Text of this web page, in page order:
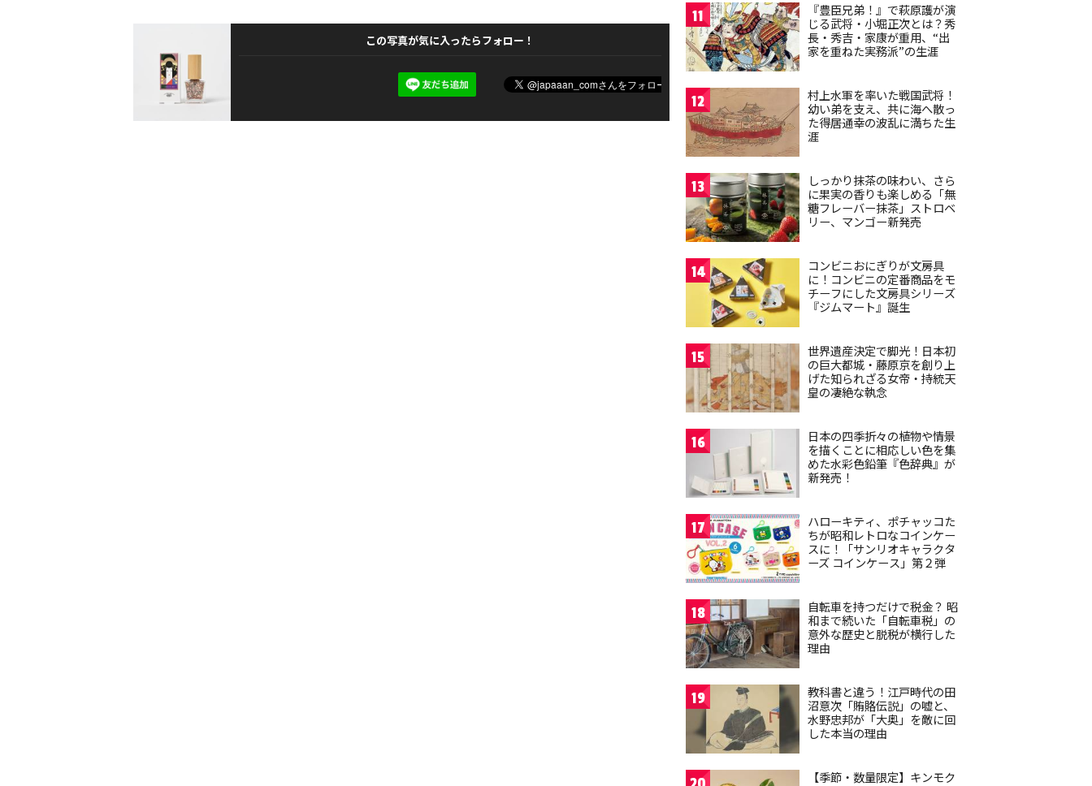
この写真が気に入ったらフォロー！
11
『豊臣兄弟！』で萩原護が演
じる武将・小堀正次とは？秀
長・秀吉・家康が重用、“出
家を重ねた実務派”の生涯
12
村上水軍を率いた戦国武将！
幼い弟を支え、共に海へ散っ
た得居通幸の波乱に満ちた生
涯
13
しっかり抹茶の味わい、さら
に果実の香りも楽しめる「無
糖フレーバー抹茶」ストロベ
リー、マンゴー新発売
14
コンビニおにぎりが文房具
に！コンビニの定番商品をモ
チーフにした文房具シリーズ
『ジムマート』誕生
15
世界遺産決定で脚光！日本初
の巨大都城・藤原京を創り上
げた知られざる女帝・持統天
皇の凄絶な執念
16
日本の四季折々の植物や情景
を描くことに相応しい色を集
めた水彩色鉛筆『色辞典』が
新発売！
17
ハローキティ、ポチャッコた
ちが昭和レトロなコインケー
スに！「サンリオキャラクタ
ーズ コインケース」第２弾
18
自転車を持つだけで税金？ 昭
和まで続いた「自転車税」の
意外な歴史と脱税が横行した
理由
19
教科書と違う！江戸時代の田
沼意次「賄賂伝説」の嘘と、
水野忠邦が「大奥」を敵に回
した本当の理由
【季節・数量限定】キンモク